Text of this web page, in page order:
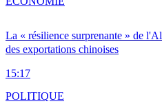
La « résilience surprenante » de
des exportations chinoises
15:17
POLITIQUE